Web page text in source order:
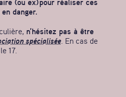
(ou ex) pour réaliser ces
danger.
n’hésitez pas à être
spécialisée. En cas de
17.